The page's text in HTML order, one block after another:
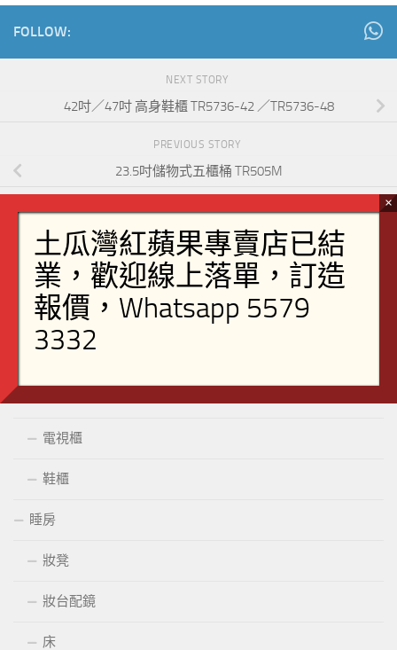
FOLLOW:
NEXT STORY
42吋／47吋 高身鞋櫃 TR5736-42 ／TR5736-48
PREVIOUS STORY
23.5吋儲物式五櫃桶 TR505M
訂造傢俬
客廳
茶几
電視櫃
鞋櫃
睡房
妝凳
妝台配鏡
床